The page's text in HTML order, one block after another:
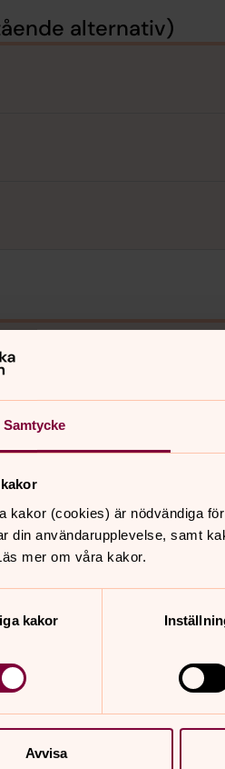
Samtycke
kakor (cookies) är nödvändiga
din användarupplevelse, samt
mer om våra kakor.
kakor
Avvisa
alternativ)